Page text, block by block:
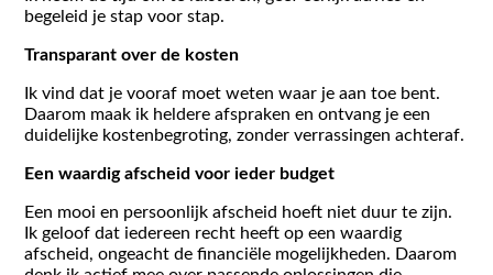
begeleid je stap voor stap.
Transparant over de kosten
Ik vind dat je vooraf moet weten waar je aan toe bent.
Daarom maak ik heldere afspraken en ontvang je een
duidelijke kostenbegroting, zonder verrassingen achteraf.
Een waardig afscheid voor ieder budget
Een mooi en persoonlijk afscheid hoeft niet duur te zijn.
Ik geloof dat iedereen recht heeft op een waardig
afscheid, ongeacht de financiële mogelijkheden. Daarom